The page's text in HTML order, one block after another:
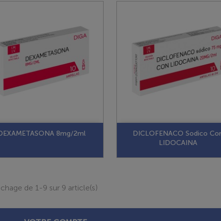
8mg/2ml
DICLOFENACO Sodico
LIDOCAINA
de 1-9 sur 9 article(s)